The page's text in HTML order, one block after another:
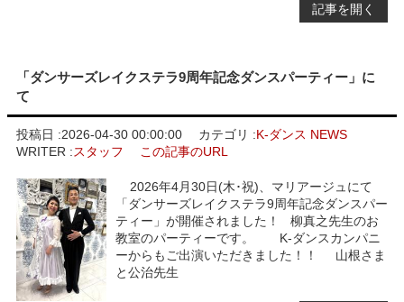
記事を開く
「ダンサーズレイクステラ9周年記念ダンスパーティー」に
て
投稿日 :2026-04-30 00:00:00 カテゴリ :K-ダンス NEWS
WRITER :スタッフ この記事のURL
2026年4月30日(木･祝)、マリアージュにて
「ダンサーズレイクステラ9周年記念ダンスパー
ティー」が開催されました！ 柳真之先生のお
教室のパーティーです。 K-ダンスカンパニ
ーからもご出演いただきました！！ 山根さま
と公治先生